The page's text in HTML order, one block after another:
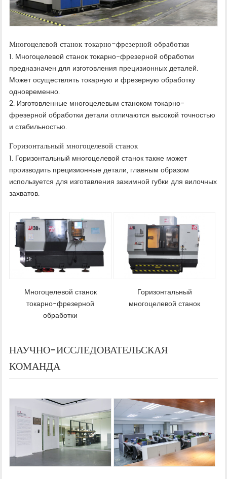
Многоцелевой станок токарно-фрезерной обработки
1. Многоцелевой станок токарно-фрезерной обработки
предназначен для изготовления прецизионных деталей.
Может осуществлять токарную и фрезерную обработку
одновременно.
2. Изготовленные многоцелевым станоком токарно-
фрезерной обработки детали отличаются высокой точностью
и стабильностью.
Горизонтальный многоцелевой станок
1. Горизонтальный многоцелевой станок также может
производить прецизионные детали, главным образом
используется для изготавления зажимной губки для вилочных
захватов.
Многоцелевой станок
токарно-фрезерной
обработки
Горизонтальный
многоцелевой станок
НАУЧНО-ИССЛЕДОВАТЕЛЬСКАЯ
КОМАНДА